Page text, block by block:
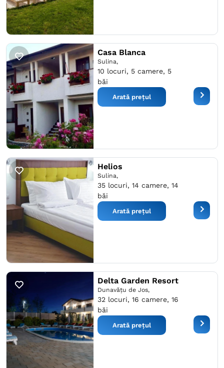
Casa Blanca
Sulina,
10 locuri, 5 camere, 5
băi
Arată prețul
Helios
Sulina,
35 locuri, 14 camere, 14
băi
Arată prețul
Delta Garden Resort
Dunavăţu de Jos,
32 locuri, 16 camere, 16
băi
Arată prețul